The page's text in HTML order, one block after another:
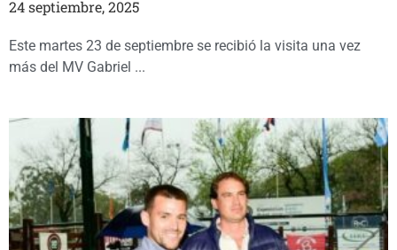
24 septiembre, 2025
Este martes 23 de septiembre se recibió la visita una vez
más del MV Gabriel ...